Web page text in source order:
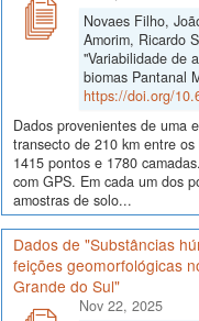
Novaes Filho,
Amorim, Ricardo
"Variabilidade de
biomas Pantanal
https://doi.org/
Dados provenientes de uma
transecto de 210 km entre
1415 pontos e 1780
com GPS. Em cada um dos
amostras de solo...
Dados de "Substâncias
feições geomorfológicas
Grande do Sul"
Nov 22, 2025